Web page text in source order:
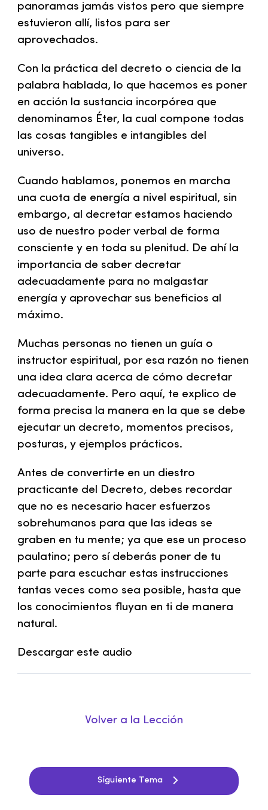
panoramas jamás vistos pero que siempre
estuvieron allí, listos para ser
aprovechados.
Con la práctica del decreto o ciencia de la
palabra hablada, lo que hacemos es poner
en acción la sustancia incorpórea que
denominamos Éter, la cual compone todas
las cosas tangibles e intangibles del
universo.
Cuando hablamos, ponemos en marcha
una cuota de energía a nivel espiritual, sin
embargo, al decretar estamos haciendo
uso de nuestro poder verbal de forma
consciente y en toda su plenitud. De ahí la
importancia de saber decretar
adecuadamente para no malgastar
energía y aprovechar sus beneficios al
máximo.
Muchas personas no tienen un guía o
instructor espiritual, por esa razón no tienen
una idea clara acerca de cómo decretar
adecuadamente. Pero aquí, te explico de
forma precisa la manera en la que se debe
ejecutar un decreto, momentos precisos,
posturas, y ejemplos prácticos.
Antes de convertirte en un diestro
practicante del Decreto, debes recordar
que no es necesario hacer esfuerzos
sobrehumanos para que las ideas se
graben en tu mente; ya que ese un proceso
paulatino; pero sí deberás poner de tu
parte para escuchar estas instrucciones
tantas veces como sea posible, hasta que
los conocimientos fluyan en ti de manera
natural.
Descargar este audio
Volver a la Lección
Siguiente Tema